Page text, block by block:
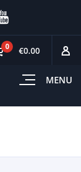
MENU
0 €0.00